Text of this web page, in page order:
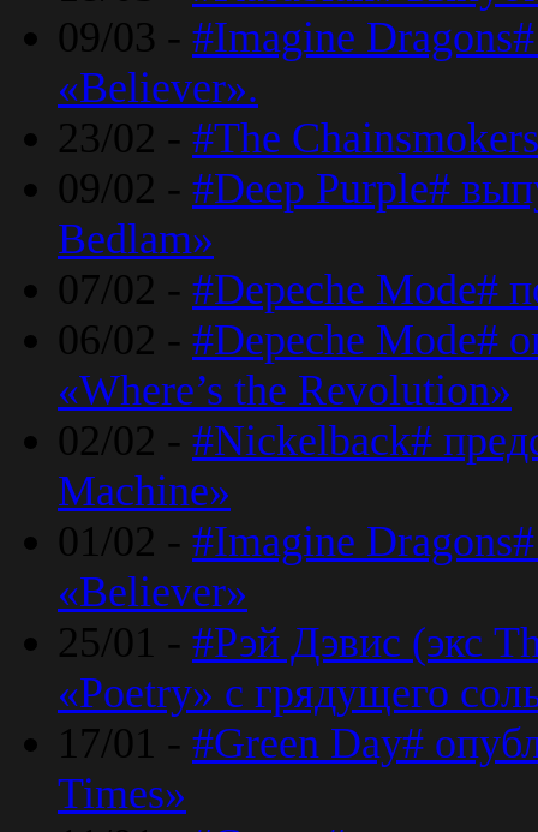
09/03 - #Imagine
«Believer».
23/02 - #The
09/02 - #Deep Purple#
Bedlam»
07/02 - #Depeche Mode#
06/02 - #Depeche Mode#
«Where’s the Revolution»
02/02 - #Nickelback#
Machine»
01/02 - #Imagine
«Believer»
25/01 - #Рэй Дэвис (экс
«Poetry» с грядущего
17/01 - #Green Day#
Times»